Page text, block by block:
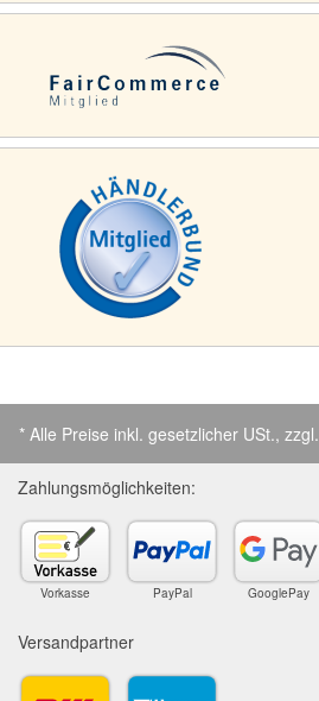
* Alle Preise inkl. gesetzlicher USt., zzgl.
Zahlungsmöglichkeiten:
Vorkasse PayPal GooglePay
Versandpartner